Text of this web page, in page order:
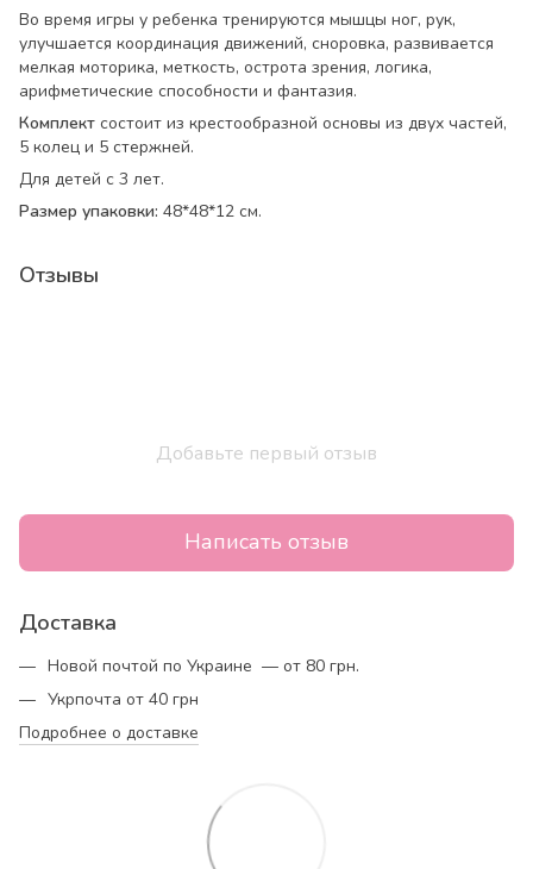
Во время игры у ребенка тренируются мышцы ног, рук,
улучшается координация движений, сноровка, развивается
мелкая моторика, меткость, острота зрения, логика,
арифметические способности и фантазия.
Комплект состоит из крестообразной основы из двух частей,
5 колец и 5 стержней.
Для детей с 3 лет.
Размер упаковки: 48*48*12 см.
Отзывы
Добавьте первый отзыв
Написать отзыв
Доставка
Новой почтой по Украине — от 80 грн.
Укрпочта от 40 грн
Подробнее о доставке